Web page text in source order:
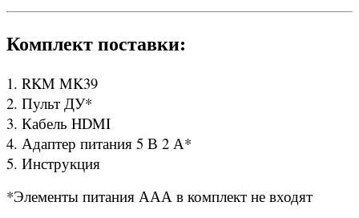
Комплект поставки:
1. RKM MK39
2. Пульт ДУ*
3. Кабель HDMI
4. Адаптер питания 5 В 2 А*
5. Инструкция
*Элементы питания ААА в комплект не входят